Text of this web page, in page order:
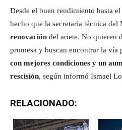
Desde el buen rendimiento hasta
hecho que la secretaría técnica del
renovación del ariete. No quieren
promesa y buscan encontrar la vía
con mejores condiciones y un
rescisión, según informó Ismael
RELACIONADO: